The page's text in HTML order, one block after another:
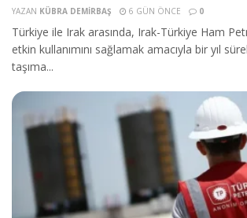
YAZAN KÜBRA DEMIRBAŞ 6 GÜN ÖNCE 0
Türkiye ile Irak arasında, Irak-Türkiye Ham
etkin kullanımını sağlamak amacıyla bir yıl
taşıma...